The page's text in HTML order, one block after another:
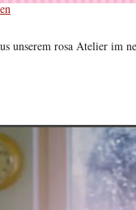
unserem rosa Atelier im